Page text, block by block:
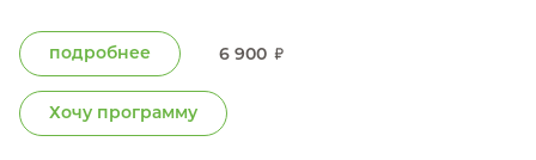
подробнее
Хочу программу
6 900